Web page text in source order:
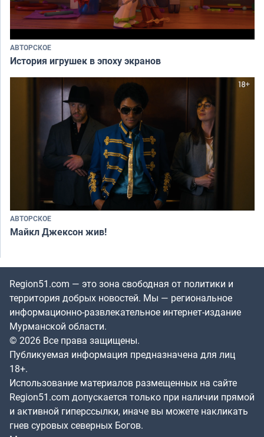
АВТОРСКОЕ
История игрушек в эпоху экранов
АВТОРСКОЕ
Майкл Джексон жив!
Region51.com — это зона свободная от политики и
территория добрых новостей. Мы — региональное
информационно-развлекательное интернет-издание
Мурманской области.
© 2026 Все права защищены.
Публикуемая информация предназначена для лиц
18+.
Использование материалов размещенных на сайте
Region51.com допускается только при наличии прямой
и активной гиперссылки, иначе вы можете накликать
гнев суровых северных Богов.